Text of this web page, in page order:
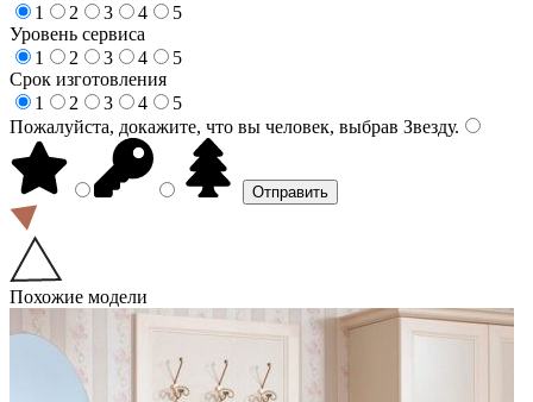
1
2 3 4
5
Уровень сервиса
1
2 3 4
5
Срок изготовления
1
2 3 4
5
Пожалуйста, докажите, что вы человек, выбрав Звезду.
Похожие модели